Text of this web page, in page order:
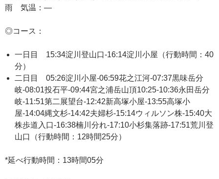
雨 気温：—
◎コース：
一日目 15:34淀川登山口-16:14淀川小屋（行動時間：40
分）
二日目 05:26淀川小屋-06:59花之江河-07:37黒味岳分
岐-08:01投石平-09:44宮之浦岳山頂10:25-10:36永田岳分
岐-11:51第二展望台-12:42新高塚小屋-13:55高塚小
屋-14:04縄文杉-14:42夫婦杉-15:14ウィルソン株-15:40大
株歩道入口-16:38楠川分れ-17:10小杉集落跡-17:51荒川登
山口（行動時間：12時間25分）
*延べ行動時間：13時間05分